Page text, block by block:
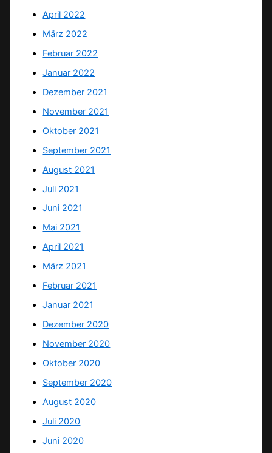
April 2022
März 2022
Februar 2022
Januar 2022
Dezember 2021
November 2021
Oktober 2021
September 2021
August 2021
Juli 2021
Juni 2021
Mai 2021
April 2021
März 2021
Februar 2021
Januar 2021
Dezember 2020
November 2020
Oktober 2020
September 2020
August 2020
Juli 2020
Juni 2020